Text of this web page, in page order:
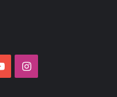
YouTubeInstagram